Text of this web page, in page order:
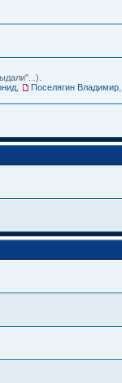
Поселягин Владимир